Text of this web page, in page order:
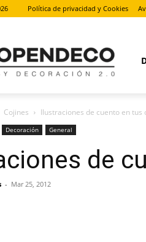
Política de privacidad y Cookies
Cojines Ilustraciones de cuento en tus
Decoración General
de
- Mar 25, 2012